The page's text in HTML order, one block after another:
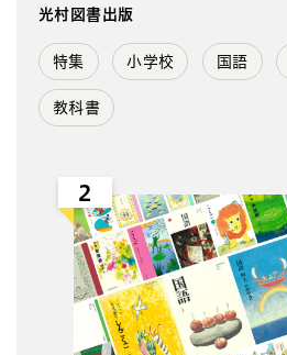
光村図書出版
特集 小学校 国語
教科書
2